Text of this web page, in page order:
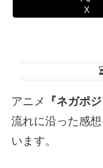
X
アニメ 『ネガポ
流れに沿った感
います。